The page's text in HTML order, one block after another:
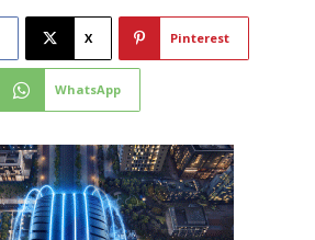
X Pinterest
WhatsApp